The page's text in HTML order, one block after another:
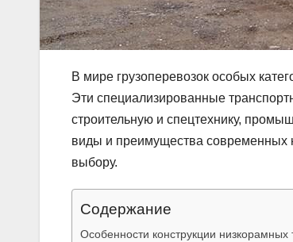
В мире грузоперевозок особых
Эти специализированные
строительную и спецтехнику,
виды и преимущества современных
выбору.
Содержание
Особенности конструкции низкорамных